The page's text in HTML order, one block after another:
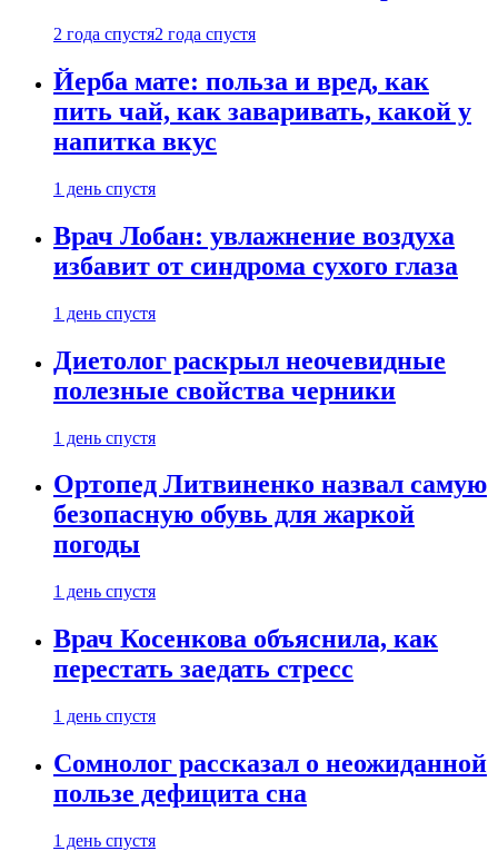
2 года спустя2 года спустя
Йерба мате: польза и вред, как
пить чай, как заваривать, какой у
напитка вкус
1 день спустя
Врач Лобан: увлажнение воздуха
избавит от синдрома сухого глаза
1 день спустя
Диетолог раскрыл неочевидные
полезные свойства черники
1 день спустя
Ортопед Литвиненко назвал самую
безопасную обувь для жаркой
погоды
1 день спустя
Врач Косенкова объяснила, как
перестать заедать стресс
1 день спустя
Сомнолог рассказал о неожиданной
пользе дефицита сна
1 день спустя